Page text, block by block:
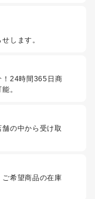
します。
！24時間365日商
。
の中から受け取
希望商品の在庫